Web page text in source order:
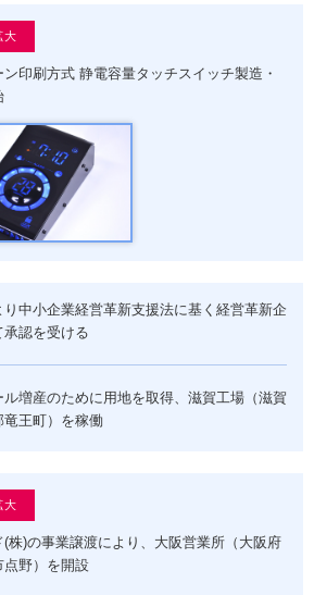
大
ン印刷方式 静電容量タッチスイッチ製造・
り中小企業経営革新支援法に基く経営革新企
承認を受ける
ル増産のために用地を取得、滋賀工場（滋賀
竜王町）を稼働
大
(株)の事業譲渡により、大阪営業所（大阪府
点野）を開設